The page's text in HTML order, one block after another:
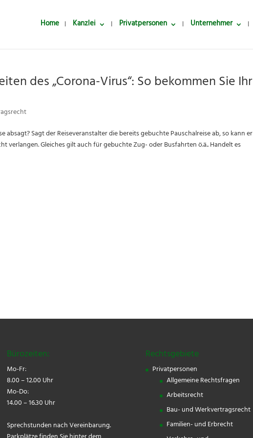
Home Kanzlei Privatpersonen Unternehmer
des „Corona-Virus“: So bekommen Sie Ihr
absagt? Sagt der Reiseveranstalter die bereits gebuchte Pauschalreise ab, so kann er
verlangen. Gleiches gilt auch für gebuchte Zug- oder Busfahrten ö.ä.. Handelt es
Bürozeiten:
Mo-Fr:
8.00 – 12.00 Uhr
Mo-Do:
14.00 – 16.30 Uhr
Sprechstunden nach Vereinbarung.
Rechtsgebiete
Privatpersonen
Allgemeine Rechtsfragen
Arbeitsrecht
Bau- und Werkvertragsrecht
Familien- und Erbrecht